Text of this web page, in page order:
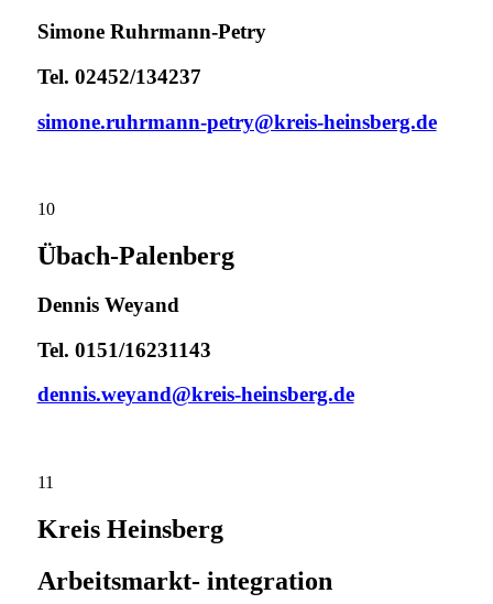
Simone Ruhrmann-Petry
Tel. 02452/134237
simone.ruhrmann-petry@kreis-heinsberg.de
10
Übach-Palenberg
Dennis Weyand
Tel. 0151/16231143
dennis.weyand@kreis-heinsberg.de
11
Kreis Heinsberg
Arbeitsmarkt- integration